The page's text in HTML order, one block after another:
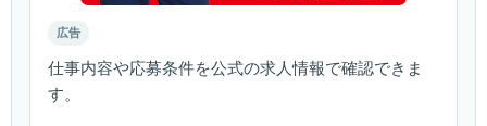
広告
仕事内容や応募条件を公式の求人情報で確認できま
す。